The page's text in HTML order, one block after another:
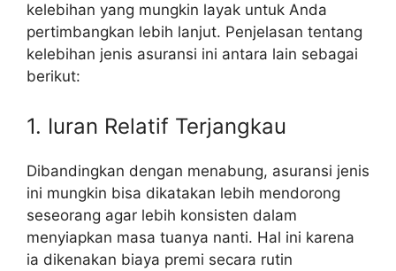
kelebihan yang mungkin layak untuk Anda
pertimbangkan lebih lanjut. Penjelasan tentang
kelebihan jenis asuransi ini antara lain sebagai
berikut:
1. Iuran Relatif Terjangkau
Dibandingkan dengan menabung, asuransi jenis
ini mungkin bisa dikatakan lebih mendorong
seseorang agar lebih konsisten dalam
menyiapkan masa tuanya nanti. Hal ini karena
ia dikenakan biaya premi secara rutin